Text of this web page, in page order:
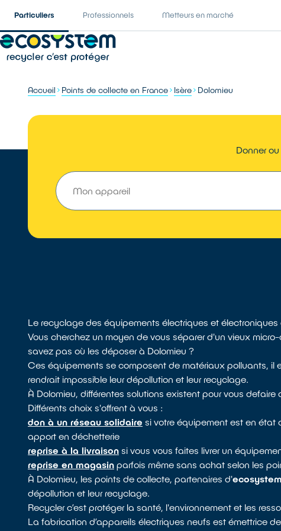
Particuliers Professionnels Metteurs en marché
Accueil Points de collecte en France Isère Dolomieu
Donner
Le recyclage des équipements électriques et électroniques
Vous cherchez un moyen de vous séparer d'un vieux
savez pas où les déposer à Dolomieu ?
Ces équipements se composent de matériaux polluants,
rendrait impossible leur dépollution et leur recyclage.
À Dolomieu, différentes solutions existent pour vous
Différents choix s'offrent à vous :
don à un réseau solidaire si votre équipement est en état
apport en déchetterie
reprise à la livraison si vous vous faites livrer un
reprise en magasin parfois même sans achat selon les
À Dolomieu, les points de collecte, partenaires d'ecosystem
dépollution et leur recyclage.
Recycler c’est protéger la santé, l'environnement et les
La fabrication d’appareils électriques neufs est émettrice